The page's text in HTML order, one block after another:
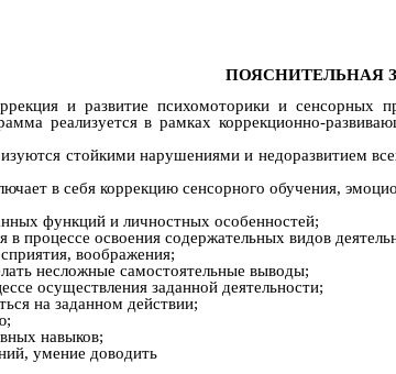
ПОЯСНИТЕЛЬНАЯ
и развитие психомоторики и
реализуется в рамках коррекционно-
стойкими нарушениями и недоразвитием
в себя коррекцию сенсорного обучения,
функций и личностных особенностей;
процессе освоения содержательных видов
воображения;
несложные самостоятельные выводы;
осуществления заданной деятельности;
на заданном действии;
навыков;
умение доводить